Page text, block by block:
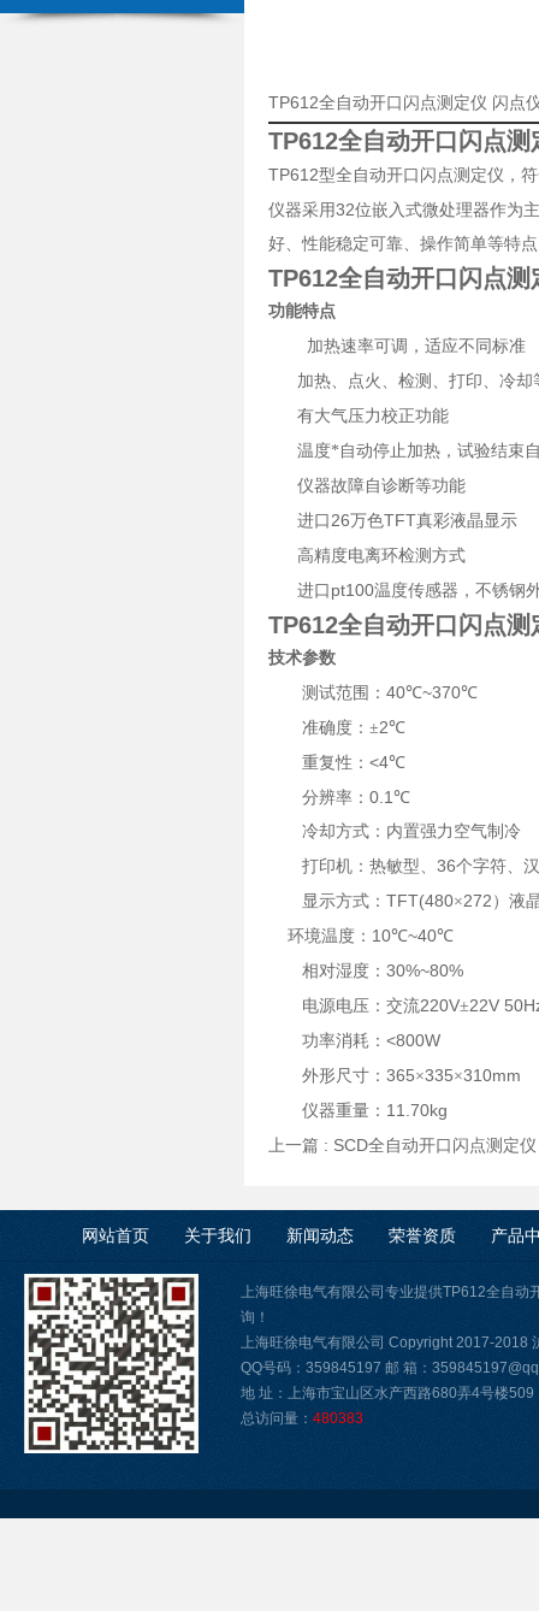
TP612全自动开口闪点测定仪 闪点
TP612全自动开口闪点测
TP612型全自动开口闪点测定仪，
仪器采用32位嵌入式微处理器作为
好、性能稳定可靠、操作简单等特
TP612全自动开口闪点测
功能特点
加热速率可调，适应不同标准
加热、点火、检测、打印、冷却
有大气压力校正功能
温度*自动停止加热，试验结束
仪器故障自诊断等功能
进口 26万色TFT真彩液晶显示
高精度电离环检测方式
进口 pt100温度传感器，不锈钢
TP612全自动开口闪点测
技术参数
测试范围： 40℃~370℃
准确度：±2℃
重复性： <4℃
分辨率 ： 0.1 ℃
冷却方式：内置强力空气制冷
打印机：热敏型、 36个字符、
显示方式： TFT(480×272 ）液
环境温度： 10℃~40℃
相对湿度： 30%~80%
电源电压：交流220V±22V
功率消耗： <800W
外形尺寸： 365×335×310mm
仪器重量： 11.70kg
上一篇 : SCD全自动开口闪点测定
网站首页 关于我们 新闻动态 荣誉资质 产品
上海旺徐电气有限公司专业提供TP612全自动
询！
上海旺徐电气有限公司 Copyright 2017-2018
QQ号码：359845197 邮 箱：
地 址：上海市宝山区水产西路680弄4号楼509
总访问量： 480383